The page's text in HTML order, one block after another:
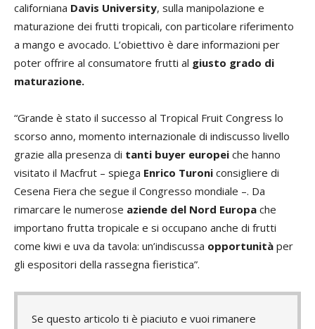
californiana Davis University, sulla manipolazione e
maturazione dei frutti tropicali, con particolare riferimento
a mango e avocado. L’obiettivo è dare informazioni per
poter offrire al consumatore frutti al giusto grado di
maturazione.
“Grande è stato il successo al Tropical Fruit Congress lo
scorso anno, momento internazionale di indiscusso livello
grazie alla presenza di tanti buyer europei che hanno
visitato il Macfrut – spiega Enrico Turoni consigliere di
Cesena Fiera che segue il Congresso mondiale –. Da
rimarcare le numerose aziende del Nord Europa che
importano frutta tropicale e si occupano anche di frutti
come kiwi e uva da tavola: un’indiscussa opportunità per
gli espositori della rassegna fieristica”.
Se questo articolo ti è piaciuto e vuoi rimanere